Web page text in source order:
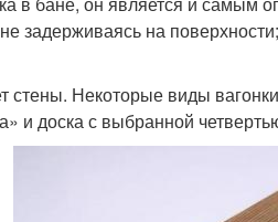
задерживаясь на поверхности;
стены. Некоторые виды
и доска с выбранной